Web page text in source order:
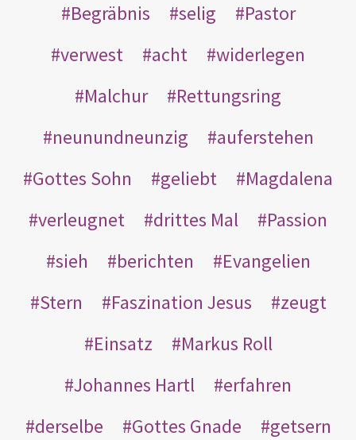
Begräbnis
selig
Pastor
verwest
acht
widerlegen
Malchur
Rettungsring
neunundneunzig
auferstehen
Gottes Sohn
geliebt
Magdalena
verleugnet
drittes Mal
Passion
sieh
berichten
Evangelien
Stern
Faszination Jesus
zeugt
Einsatz
Markus Roll
Johannes Hartl
erfahren
derselbe
Gottes Gnade
getsern